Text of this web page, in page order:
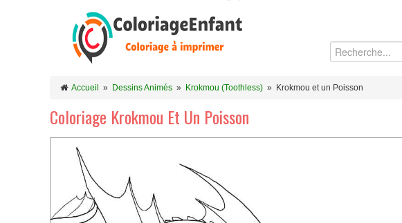
Accueil » Dessins Animés » Krokmou (Toothless) » Krokmou et un Poisson
Coloriage Krokmou Et Un Poisson